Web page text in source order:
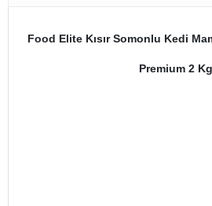
Food Elite Kısır Somonlu Kedi
Premium 2 Kg